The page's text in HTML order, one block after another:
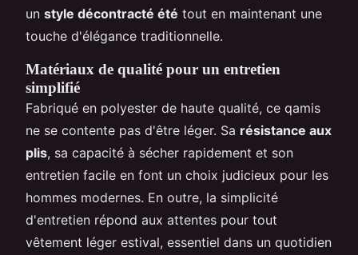
un style décontracté été tout en maintenant une
touche d'élégance traditionnelle.
Matériaux de qualité pour un entretien
simplifié
Fabriqué en polyester de haute qualité, ce qamis
ne se contente pas d'être léger. Sa résistance aux
plis, sa capacité à sécher rapidement et son
entretien facile en font un choix judicieux pour les
hommes modernes. En outre, la simplicité
d'entretien répond aux attentes pour tout
vêtement léger estival, essentiel dans un quotidien